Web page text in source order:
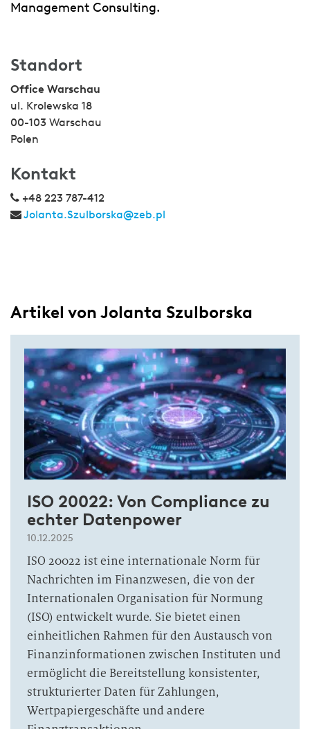
Management Consulting.
Standort
Office Warschau
ul. Krolewska 18
00-103 Warschau
Polen
Kontakt
+48 223 787-412
Jolanta.Szulborska@zeb.pl
Artikel von Jolanta Szulborska
ISO 20022: Von Compliance zu
echter Datenpower
10.12.2025
ISO 20022 ist eine internationale Norm für
Nachrichten im Finanzwesen, die von der
Internationalen Organisation für Normung
(ISO) entwickelt wurde. Sie bietet einen
einheitlichen Rahmen für den Austausch von
Finanzinformationen zwischen Instituten und
ermöglicht die Bereitstellung konsistenter,
strukturierter Daten für Zahlungen,
Wertpapiergeschäfte und andere